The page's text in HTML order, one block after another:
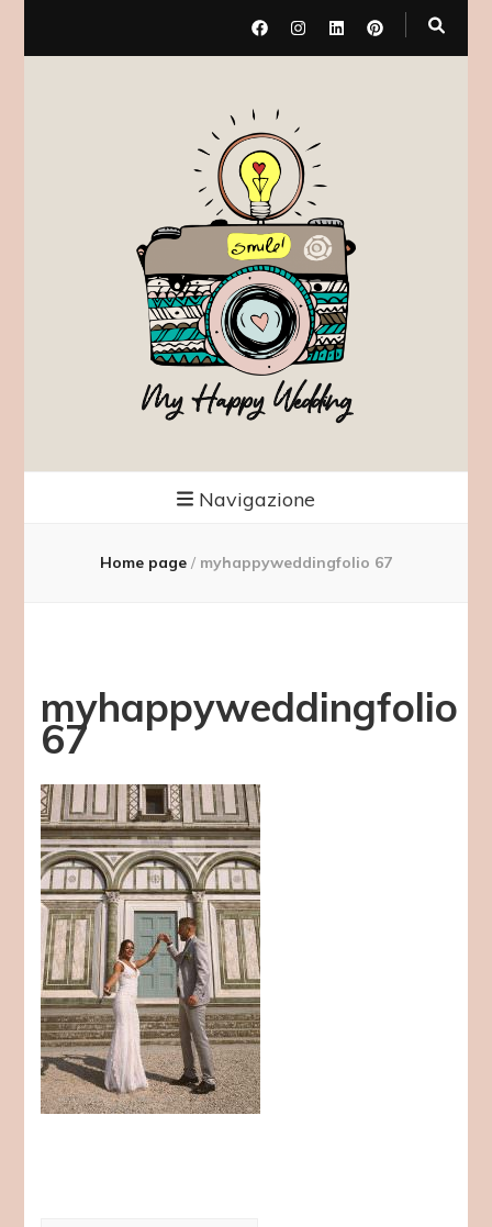
My Happy Wedding
Navigazione
Home page / myhappyweddingfolio 67
myhappyweddingfolio
67